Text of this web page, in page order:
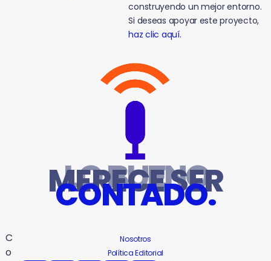
construyendo un mejor entorno.
Si deseas apoyar este proyecto,
haz clic aquí.
LO BUENO
MERECE SER
CONTADO.
C
o
Nosotros
Política Editorial